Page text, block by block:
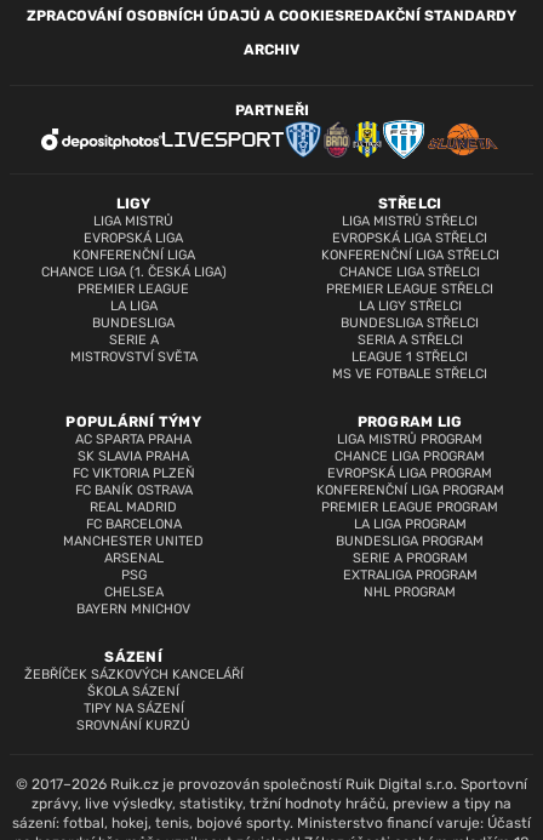
ZPRACOVÁNÍ OSOBNÍCH ÚDAJŮ A COOKIESREDAKČNÍ STANDARDY
ARCHIV
LIGY
LIGA MISTRŮ
EVROPSKÁ LIGA
KONFERENČNÍ LIGA
CHANCE LIGA (1. ČESKÁ LIGA)
PREMIER LEAGUE
LA LIGA
BUNDESLIGA
SERIE A
MISTROVSTVÍ SVĚTA
STŘELCI
LIGA MISTRŮ STŘELCI
EVROPSKÁ LIGA STŘELCI
KONFERENČNÍ LIGA STŘELCI
CHANCE LIGA STŘELCI
PREMIER LEAGUE STŘELCI
LA LIGY STŘELCI
BUNDESLIGA STŘELCI
SERIA A STŘELCI
LEAGUE 1 STŘELCI
MS VE FOTBALE STŘELCI
POPULÁRNÍ TÝMY
AC SPARTA PRAHA
SK SLAVIA PRAHA
FC VIKTORIA PLZEŇ
FC BANÍK OSTRAVA
REAL MADRID
FC BARCELONA
MANCHESTER UNITED
ARSENAL
PSG
CHELSEA
BAYERN MNICHOV
PROGRAM LIG
LIGA MISTRŮ PROGRAM
CHANCE LIGA PROGRAM
EVROPSKÁ LIGA PROGRAM
KONFERENČNÍ LIGA PROGRAM
PREMIER LEAGUE PROGRAM
LA LIGA PROGRAM
BUNDESLIGA PROGRAM
SERIE A PROGRAM
EXTRALIGA PROGRAM
NHL PROGRAM
SÁZENÍ
ŽEBŘÍČEK SÁZKOVÝCH KANCELÁŘÍ
ŠKOLA SÁZENÍ
TIPY NA SÁZENÍ
SROVNÁNÍ KURZŮ
PARTNEŘI
© 2017–2026 Ruik.cz je provozován společností Ruik Digital s.r.o. Sportovní
zprávy, live výsledky, statistiky, tržní hodnoty hráčů, preview a tipy na
sázení: fotbal, hokej, tenis, bojové sporty. Ministerstvo financí varuje: Účastí